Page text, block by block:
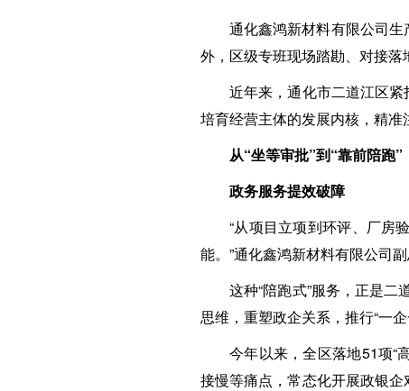
通化鑫鸿新材料有限公司
外，区级专班现场踏勘、对接落
近年来，通化市二道江区紧
培育经营主体的发展内核，精准
从“坐等审批”到“靠前陪跑”
政务服务提效破障
“从项目立项到环评、厂房
能。”通化鑫鸿新材料有限公司
这种“陪跑式”服务，正是二
思维，重塑政企关系，推行“一
今年以来，全区落地51项“
接慢等痛点，常态化开展政银